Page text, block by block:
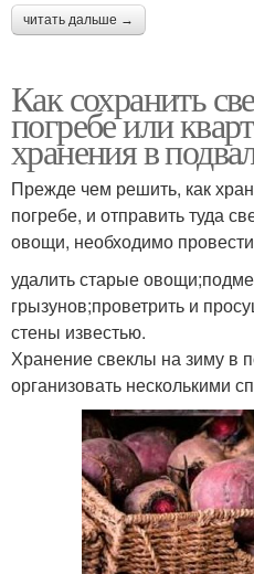
читать дальше →
Как сохранить
погребе или
хранения в
Прежде чем решить, как
погребе, и отправить туда
овощи, необходимо
удалить старые
грызунов;проветрить и
стены известью.
Хранение свеклы на зиму в
организовать несколькими